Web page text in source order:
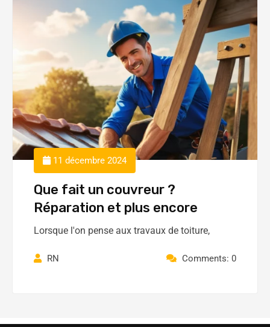
11 décembre 2024
Que fait un couvreur ?
Réparation et plus encore
Lorsque l'on pense aux travaux de toiture,
RN Comments: 0